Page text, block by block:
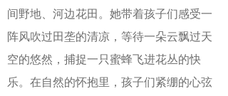
间野地、河边花田。她带着孩子们感受一
阵风吹过田垄的清凉，等待一朵云飘过天
空的悠然，捕捉一只蜜蜂飞进花丛的快
乐。在自然的怀抱里，孩子们紧绷的心弦